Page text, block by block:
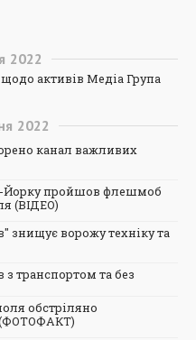
2022
активів Медіа Група
2022
канал важливих
Йорку пройшов флешмоб
(ВІДЕО)
знищує ворожу техніку та
з транспортом та без
обстріляно
(ФОТОФАКТ)